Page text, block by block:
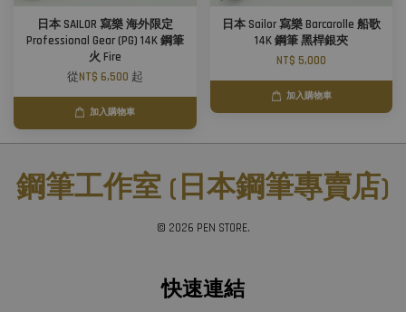
日本 SAILOR 寫樂 海外限定
Professional Gear (PG) 14K 鋼筆
火 Fire
從NT$ 6,500 起
加入購物車
日本 Sailor 寫樂 Barcarolle 船歌
14K 鋼筆 黑桿銀夾
NT$ 5,000
加入購物車
鋼筆工作室 (日本鋼筆專賣店)
© 2026 PEN STORE.
快速連結